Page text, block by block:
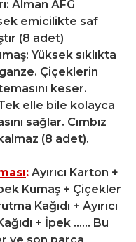
Alman AFG
emicilikte saf
(8 adet)
Yüksek sıklıkta
Çiçeklerin
keser.
Tek elle bile kolayca
sağlar. Cımbız
(8 adet).
: Ayırıcı Karton +
Kumaş + Çiçekler
Kağıdı + Ayırıcı
+ İpek ...... Bu